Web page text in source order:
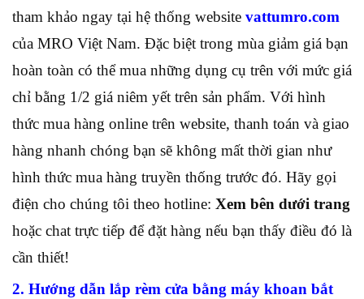
tham khảo ngay tại hệ thống website vattumro.com
của MRO Việt Nam. Đặc biệt trong mùa giảm giá bạn
hoàn toàn có thể mua những dụng cụ trên với mức giá
chỉ bằng 1/2 giá niêm yết trên sản phẩm. Với hình
thức mua hàng online trên website, thanh toán và giao
hàng nhanh chóng bạn sẽ không mất thời gian như
hình thức mua hàng truyền thống trước đó. Hãy gọi
điện cho chúng tôi theo hotline: Xem bên dưới trang
hoặc chat trực tiếp để đặt hàng nếu bạn thấy điều đó là
cần thiết!
2. Hướng dẫn lắp rèm cửa bằng máy khoan bắt